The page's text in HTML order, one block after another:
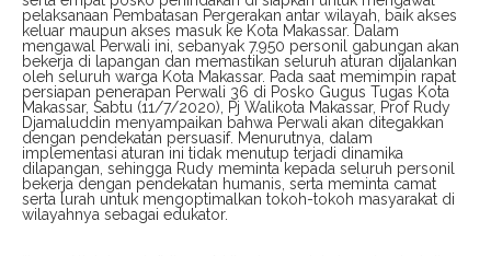
pelaksanaan Pembatasan Pergerakan antar wilayah, baik akses
keluar maupun akses masuk ke Kota Makassar. Dalam
mengawal Perwali ini, sebanyak 7.950 personil gabungan akan
bekerja di lapangan dan memastikan seluruh aturan dijalankan
oleh seluruh warga Kota Makassar. Pada saat memimpin rapat
persiapan penerapan Perwali 36 di Posko Gugus Tugas Kota
Makassar, Sabtu (11/7/2020), Pj Walikota Makassar, Prof Rudy
Djamaluddin menyampaikan bahwa Perwali akan ditegakkan
dengan pendekatan persuasif. Menurutnya, dalam
implementasi aturan ini tidak menutup terjadi dinamika
dilapangan, sehingga Rudy meminta kepada seluruh personil
bekerja dengan pendekatan humanis, serta meminta camat
serta lurah untuk mengoptimalkan tokoh-tokoh masyarakat di
wilayahnya sebagai edukator.